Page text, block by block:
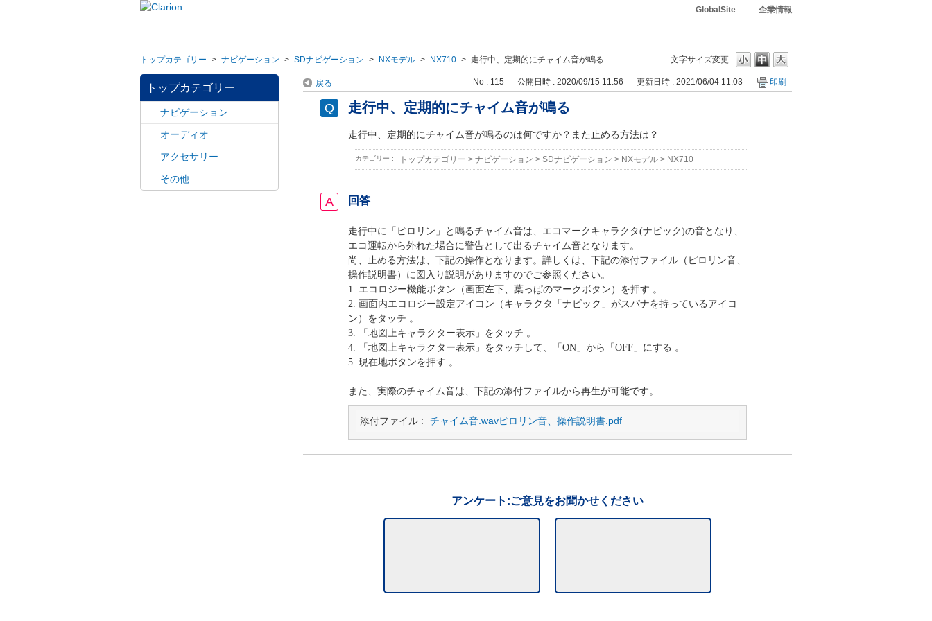
GlobalSite 企業情報
文字サイズ変更
トップカテゴリー > ナビゲーション > SDナビゲーション > NXモデル > NX710 > 走行中、定期的にチャイム音が鳴る
トップカテゴリー
ナビゲーション
オーディオ
アクセサリー
その他
戻る No : 115 公開日時 : 2020/09/15 11:56 更新日時 : 2021/06/04 11:03 印刷
走行中、定期的にチャイム音が鳴る
走行中、定期的にチャイム音が鳴るのは何ですか？また止める方法は？
カテゴリー : トップカテゴリー > ナビゲーション > SDナビゲーション > NXモデル > NX710
回答
走行中に「ピロリン」と鳴るチャイム音は、エコマークキャラクタ(ナビック)の音となり、
エコ運転から外れた場合に警告として出るチャイム音となります。
尚、止める方法は、下記の操作となります。詳しくは、下記の添付ファイル（ピロリン音、
操作説明書）に図入り説明がありますのでご参照ください。
1. エコロジー機能ボタン（画面左下、葉っぱのマークボタン）を押す 。
2. 画面内エコロジー設定アイコン（キャラクタ「ナビック」がスパナを持っているアイコ
ン）をタッチ 。
3. 「地図上キャラクター表示」をタッチ 。
4. 「地図上キャラクター表示」をタッチして、「ON」から「OFF」にする 。
5. 現在地ボタンを押す 。
また、実際のチャイム音は、下記の添付ファイルから再生が可能です。
添付ファイル : チャイム音.wavピロリン音、操作説明書.pdf
アンケート:ご意見をお聞かせください